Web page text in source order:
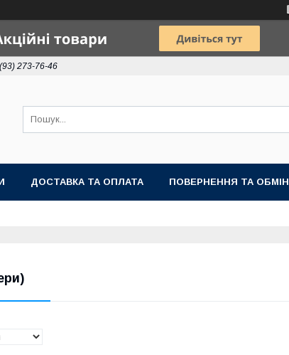
273-76-46
ДОСТАВКА ТА ОПЛАТА ПОВЕРНЕННЯ ТА ОБМІН